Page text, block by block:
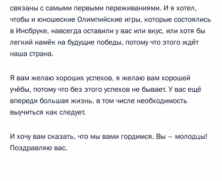
связаны с самыми первыми переживаниями. И я хотел,
чтобы и юношеские Олимпийские игры, которые состоялись
в Инсбруке, навсегда оставили у вас или вкус, или хотя бы
легкий намёк на будущие победы, потому что этого ждёт
наша страна.
Я вам желаю хороших успехов, я желаю вам хорошей
учёбы, потому что без этого успехов не бывает. У вас ещё
впереди большая жизнь, в том числе необходимость
выучиться как следует.
И хочу вам сказать, что мы вами гордимся. Вы – молодцы!
Поздравляю вас.